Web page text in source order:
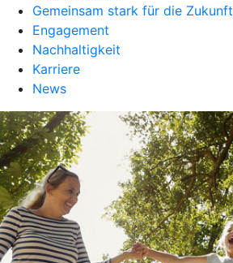
Gemeinsam stark für die Zukunft
Engagement
Nachhaltigkeit
Karriere
News